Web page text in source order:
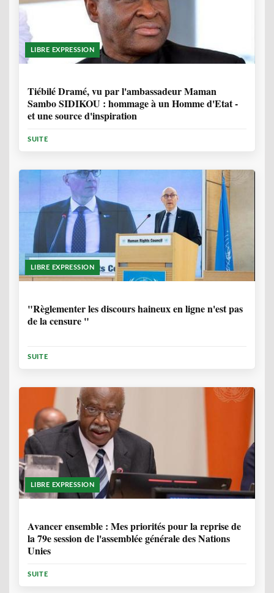
LIBRE EXPRESSION
Tiébilé Dramé, vu par l'ambassadeur Maman
Sambo SIDIKOU : hommage à un Homme d'Etat -
et une source d'inspiration
SUITE
LIBRE EXPRESSION
"Règlementer les discours haineux en ligne n'est pas
de la censure "
SUITE
LIBRE EXPRESSION
Avancer ensemble : Mes priorités pour la reprise de
la 79e session de l'assemblée générale des Nations
Unies
SUITE